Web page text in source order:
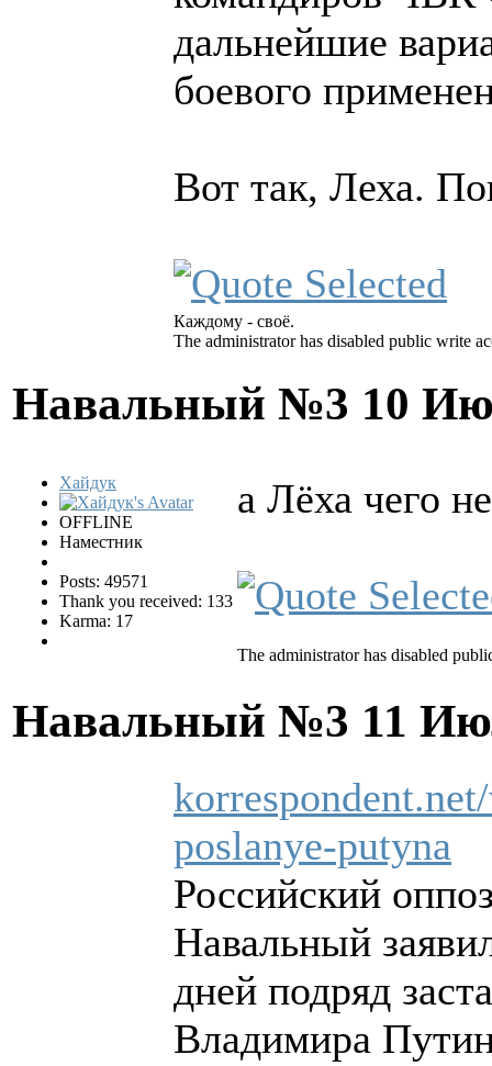
дальнейшие
боевого
Вот так, Леха.
Каждому - своё.
The administrator has disabled public write
Навальный №3 10
Хайдук
OFFLINE
Наместник
Posts: 49571
Thank you received: 133
Karma: 17
а Лёха чего
The administrator has disabled
Навальный №3 11
poslanye-putyna
Российский
Навальный
дней подряд
Владимира